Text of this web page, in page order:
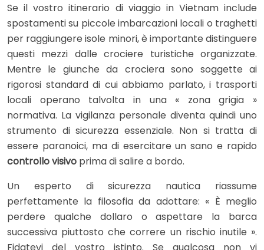
Se il vostro itinerario di viaggio in Vietnam include
spostamenti su piccole imbarcazioni locali o traghetti
per raggiungere isole minori, è importante distinguere
questi mezzi dalle crociere turistiche organizzate.
Mentre le giunche da crociera sono soggette ai
rigorosi standard di cui abbiamo parlato, i trasporti
locali operano talvolta in una « zona grigia »
normativa. La vigilanza personale diventa quindi uno
strumento di sicurezza essenziale. Non si tratta di
essere paranoici, ma di esercitare un sano e rapido
controllo visivo prima di salire a bordo.
Un esperto di sicurezza nautica riassume
perfettamente la filosofia da adottare: « È meglio
perdere qualche dollaro o aspettare la barca
successiva piuttosto che correre un rischio inutile ».
Fidatevi del vostro istinto. Se qualcosa non vi